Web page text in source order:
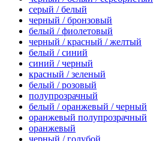
серый / белый
черный / бронзовый
белый / фиолетовый
черный / красный / желтый
белый / синий
синий / черный
красный / зеленый
белый / розовый
полупрозрачный
белый / оранжевый / черный
оранжевый полупрозрачный
оранжевый